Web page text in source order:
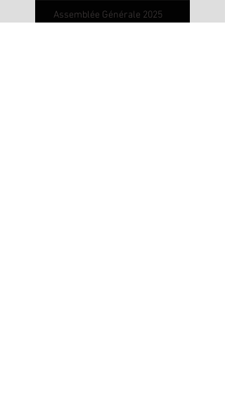
Assemblée Générale 2025